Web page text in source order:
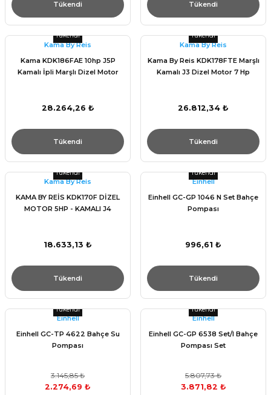
Tükendi Tükendi
Tükendi
Kama By Reis
Kama KDK186FAE 10hp J5P
Kamalı İpli Marşlı Dizel Motor
28.264,26 ₺
Tükendi
Tükendi
Kama By Reis
Kama By Reis KDK178FTE Marşlı
Kamalı J3 Dizel Motor 7 Hp
26.812,34 ₺
Tükendi
Tükendi
Kama By Reis
KAMA BY REİS KDK170F DİZEL
MOTOR 5HP - KAMALI J4
18.633,13 ₺
Tükendi
Tükendi
Einhell
Einhell GC-GP 1046 N Set Bahçe
Pompası
996,61 ₺
Tükendi
Tükendi
Einhell
Einhell GC-TP 4622 Bahçe Su
Pompası
3.145,85 ₺
2.274,69 ₺
Tükendi
Einhell
Einhell GC-GP 6538 Set/I Bahçe
Pompası Set
5.807,73 ₺
3.871,82 ₺